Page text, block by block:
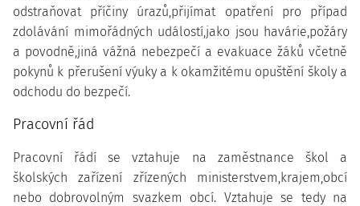
odstraňovat příčiny úrazů,přijímat opatření pro případ
zdolávání mimořádných událostí,jako jsou havárie,požáry
a povodně,jiná vážná nebezpečí a evakuace žáků včetně
pokynů k přerušení výuky a k okamžitému opuštění školy a
odchodu do bezpečí.
Pracovní řád
Pracovní řádí se vztahuje na zaměstnance škol a
školských zařízení zřízených ministerstvem,krajem,obcí
nebo dobrovolným svazkem obcí. Vztahuje se tedy na